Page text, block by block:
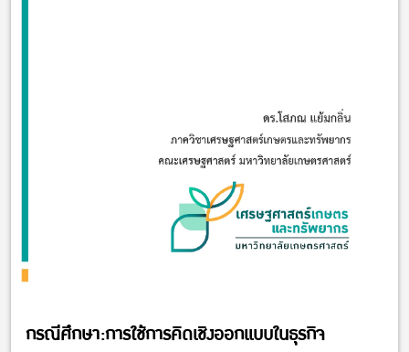
กรณีศึกษา:การใช้การคิดเชิงออกแบบในธุรกิจ